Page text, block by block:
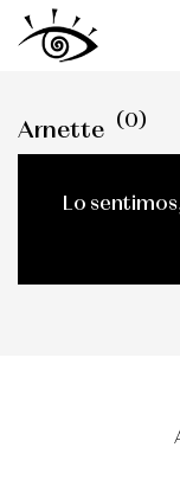
Arnette (0)
Lo
OLIVER PEOPLE
RAY-BAN
POLÍTICA DE
POLÍTICA DE